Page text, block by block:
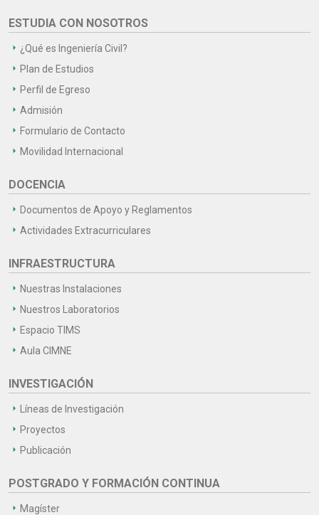
ESTUDIA CON NOSOTROS
¿Qué es Ingeniería Civil?
Plan de Estudios
Perfil de Egreso
Admisión
Formulario de Contacto
Movilidad Internacional
DOCENCIA
Documentos de Apoyo y Reglamentos
Actividades Extracurriculares
INFRAESTRUCTURA
Nuestras Instalaciones
Nuestros Laboratorios
Espacio TIMS
Aula CIMNE
INVESTIGACIÓN
Líneas de Investigación
Proyectos
Publicación
POSTGRADO Y FORMACIÓN CONTINUA
Magíster